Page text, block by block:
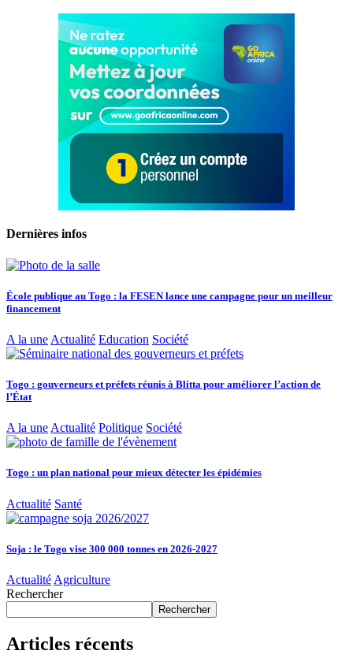
Dernières infos
École publique au Togo : la FESEN lance une campagne pour un meilleur
financement
A la une Actualité Education Société
Togo : gouverneurs et préfets réunis à Blitta pour améliorer l’action de
l’État
A la une Actualité Politique Société
Togo : un plan national pour mieux détecter les épidémies
Actualité Santé
Soja : le Togo vise 300 000 tonnes en 2026-2027
Actualité Agriculture
Rechercher
Rechercher
Articles récents